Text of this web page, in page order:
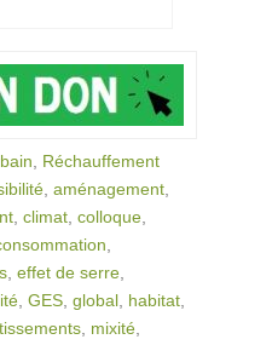
, Réchauffement
, aménagement,
, climat, colloque,
,
, effet de serre,
, GES, global, habitat,
, mixité,